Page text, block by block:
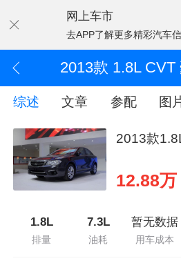
网上车市
去APP了解更多精彩汽车
综述 文章 参配 图
2013款
12.88万
1.8L
排量
7.3L
油耗
暂无数据
用车成本